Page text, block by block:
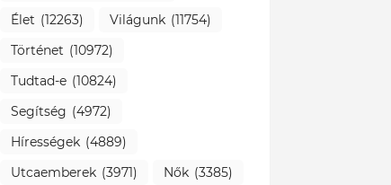
Élet (12263) Világunk (11754)
Történet (10972)
Tudtad-e (10824)
Segítség (4972)
Hírességek (4889)
Utcaemberek (3971) Nők (3385)